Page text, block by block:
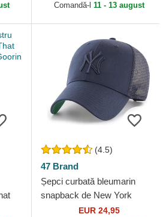
Comandă-l 11 - 13 august
(4.5)
47 Brand
Șepci curbată bleumarin
snapback de New York
Yankees MLB de 47 Brand
EUR 24,95